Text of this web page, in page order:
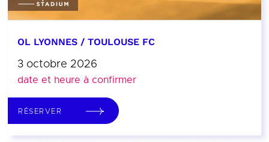
OL LYONNES / TOULOUSE FC
3 octobre 2026
date et heure à confirmer
RÉSERVER